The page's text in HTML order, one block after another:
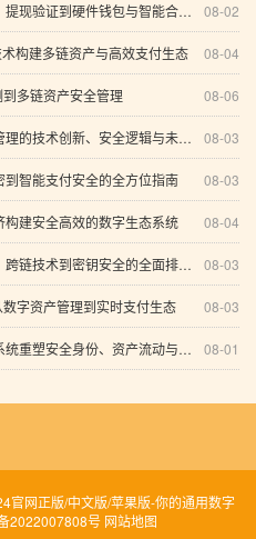
08-02
证到硬件钱包与智能合约安全实践
08-04
构建多链资产与高效支付生态
08-06
多链资产安全管理
08-03
技术创新、安全逻辑与未来趋势
08-03
智能支付安全的全方位指南
08-04
建安全高效的数字生态系统
08-03
技术到密钥安全的全面排查指南
08-03
字资产管理到实时支付生态
08-01
资产流动与智能交易的下一程金融创新
官网正版/中文版/苹果版-你的通用数字
2022007808号 网站地图